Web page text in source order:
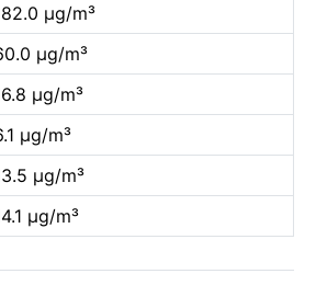
µg/m³
µg/m³
µg/m³
µg/m³
µg/m³
µg/m³